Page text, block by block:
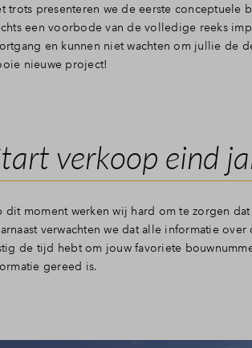
trots presenteren we de eerste conceptuele
een voorbode van de volledige reeks
en kunnen niet wachten om jullie de
nieuwe project!
verkoop eind
dit moment werken wij hard om te zorgen
verwachten we dat alle informatie
de tijd hebt om jouw favoriete
gereed is.